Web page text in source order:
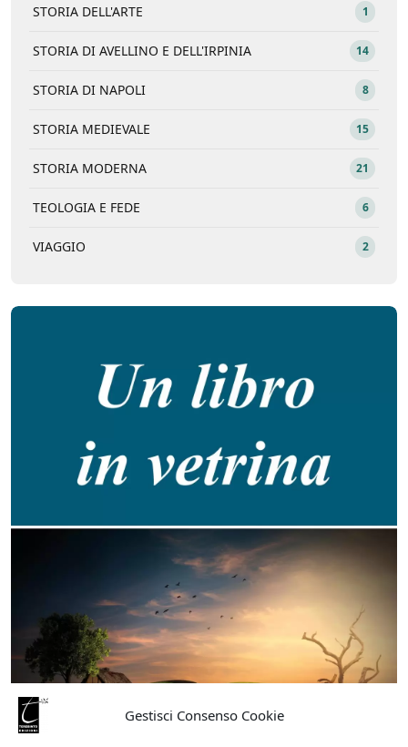
Gestisci Consenso Cookie
STORIA DELL'ARTE 1
STORIA DI AVELLINO E DELL'IRPINIA 14
STORIA DI NAPOLI 8
STORIA MEDIEVALE 15
STORIA MODERNA 21
TEOLOGIA E FEDE 6
VIAGGIO 2